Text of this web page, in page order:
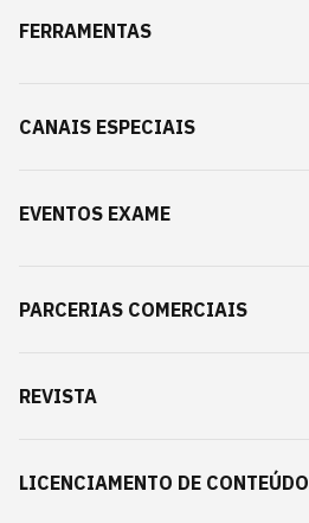
FERRAMENTAS
CANAIS ESPECIAIS
EVENTOS EXAME
PARCERIAS COMERCIAIS
REVISTA
LICENCIAMENTO DE CONTEÚDO